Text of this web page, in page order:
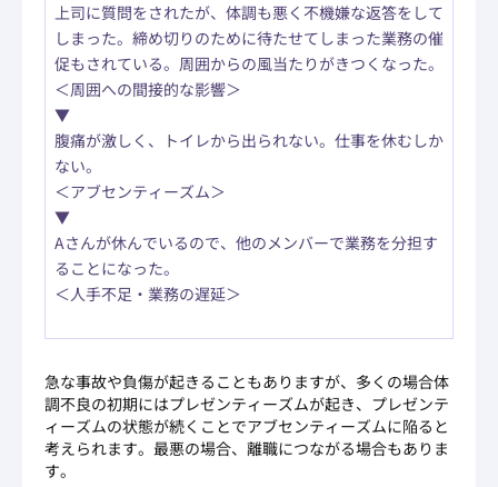
上司に質問をされたが、体調も悪く不機嫌な返答をして
しまった。締め切りのために待たせてしまった業務の催
促もされている。周囲からの風当たりがきつくなった。
＜周囲への間接的な影響＞
▼
腹痛が激しく、トイレから出られない。仕事を休むしか
ない。
＜アブセンティーズム＞
▼
Aさんが休んでいるので、他のメンバーで業務を分担す
ることになった。
＜人手不足・業務の遅延＞
急な事故や負傷が起きることもありますが、多くの場合体
調不良の初期にはプレゼンティーズムが起き、プレゼンテ
ィーズムの状態が続くことでアブセンティーズムに陥ると
考えられます。最悪の場合、離職につながる場合もありま
す。